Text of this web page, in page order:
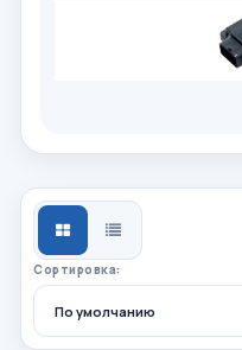
СЕТКАСПИСОК
Сортировка: